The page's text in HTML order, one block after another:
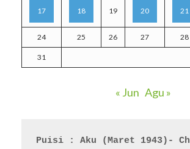
17 18 19 20 21
24 25 26 27 28
31
« Jun Agu »
Puisi : Aku (Maret 1943)-